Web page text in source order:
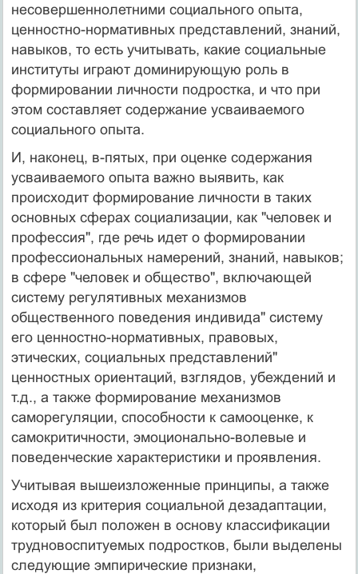
несовершеннолетними социального опыта,
ценностно-нормативных представлений, знаний,
навыков, то есть учитывать, какие социальные
институты играют доминирующую роль в
формировании личности подростка, и что при
этом составляет содержание усваиваемого
социального опыта.
И, наконец, в-пятых, при оценке содержания
усваиваемого опыта важно выявить, как
происходит формирование личности в таких
основных сферах социализации, как "человек и
профессия", где речь идет о формировании
профессиональных намерений, знаний, навыков;
в сфере "человек и общество", включающей
систему регулятивных механизмов
общественного поведения индивида" систему
его ценностно-нормативных, правовых,
этических, социальных представлений"
ценностных ориентаций, взглядов, убеждений и
т.д., а также формирование механизмов
саморегуляции, способности к самооценке, к
самокритичности, эмоционально-волевые и
поведенческие характеристики и проявления.
Учитывая вышеизложенные принципы, а также
исходя из критерия социальной дезадаптации,
который был положен в основу классификации
трудновоспитуемых подростков, были выделены
следующие эмпирические признаки,